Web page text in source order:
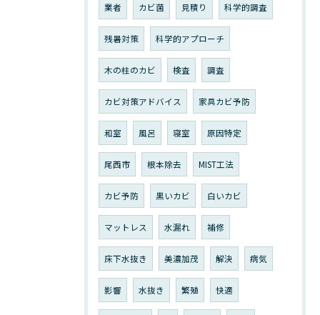
業者 カビ菌 見積り 科学的調査
残暑対策 科学的アプローチ
木の柱のカビ 検査 調査
カビ対策アドバイス 家具カビ予防
和室 風呂 寝室 原因特定
尾西市 根本除去 MIST工法
カビ予防 黒いカビ 白いカビ
マットレス 水漏れ 補修
床下水抜き 美濃加茂 解決 病気
影響 水抜き 繁殖 快適